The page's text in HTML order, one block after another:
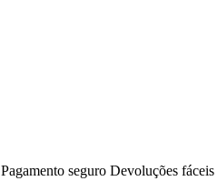
Pagamento seguro Devoluções fáceis